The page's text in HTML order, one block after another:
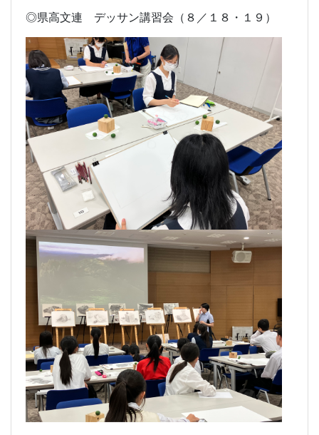
◎県高文連 デッサン講習会（８／１８・１９）